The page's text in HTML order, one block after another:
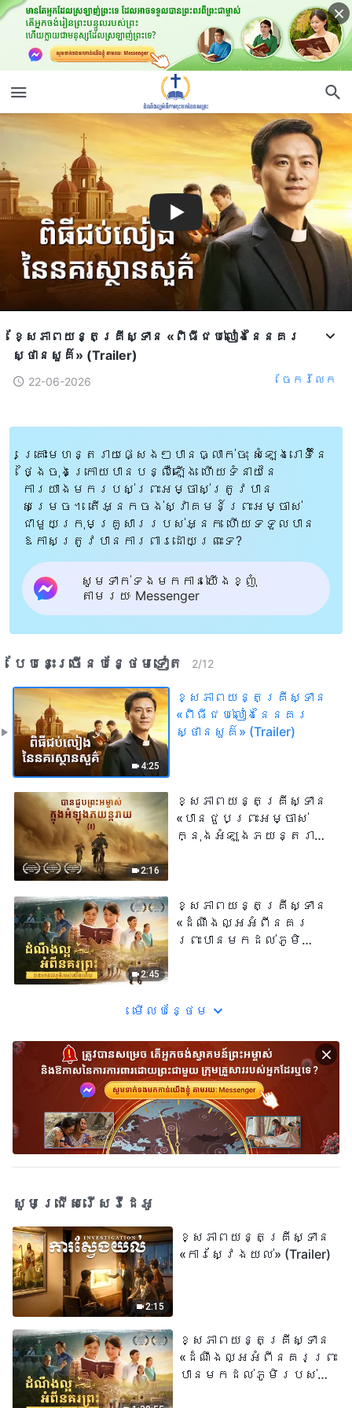
ខ្សែភាពយន្តគ្រីស្ទាន «ពិធីជប់លៀងនៃនគរ
ស្ថានសួគ៌» (Trailer)
22-06-2026 ចែក​រំលែក
គ្រោះមហន្តរាយផ្សេងៗបានធ្លាក់ចុះ សំឡេងរោទិ៍នៃ
ថ្ងៃចុងក្រោយបានបន្លឺឡើង ហើយទំនាយនៃ
ការយាងមករបស់ព្រះអម្ចាស់ត្រូវបាន
សម្រេច។ តើអ្នកចង់ស្វាគមន៍ព្រះអម្ចាស់
ជាមួយក្រុមគ្រួសាររបស់អ្នក ហើយទទួលបាន
ឱកាសត្រូវបានការពារដោយព្រះទេ?
សូមទាក់ទងមកកាន់យើងខ្ញុំ
តាមរយៈ Messenger
បែបនេះ​ច្រើនបន្ថែម​ទៀត​ 2/12
4:25
ខ្សែភាពយន្តគ្រីស្ទាន
«ពិធីជប់លៀងនៃនគរ
ស្ថានសួគ៌» (Trailer)
2:16
ខ្សែភាពយន្តគ្រីស្ទាន
«បានជួបព្រះអម្ចាស់
ក្នុងអំឡុងភយន្តរាយ​
2:45
ខ្សែភាពយន្តគ្រីស្ទាន
«ដំណឹងល្អអំពីនគរ
ព្រះបានមកដល់​ភូមិ
មើល​​បន្ថែម​
សូមជ្រើសរើសវីដេអូ
2:15
ខ្សែភាពយន្តគ្រីស្ទាន
«ការស្វែងយល់» (Trailer)
ខ្សែភាពយន្តគ្រីស្ទាន
«ដំណឹងល្អអំពីនគរព្រះ
បានមកដល់​ភូមិរបស់